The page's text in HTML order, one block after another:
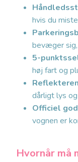
hvis du
bevæger sig,
5-
høj fart og
dårligt lys
Officiel
vognen er
Hvornår må